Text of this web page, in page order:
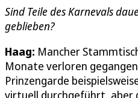
Sind Teile des Karnevals
geblieben?
Haag: Mancher
Monate verloren
Prinzengarde
virtuell durchgeführt, aber